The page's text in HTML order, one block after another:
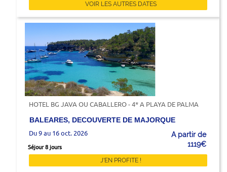
VOIR LES AUTRES DATES
HOTEL BG JAVA OU CABALLERO - 4* A PLAYA DE PALMA
BALEARES, DECOUVERTE DE MAJORQUE
Du 9 au 16 oct. 2026
Séjour 8 jours
A partir de
1119€
J'EN PROFITE !